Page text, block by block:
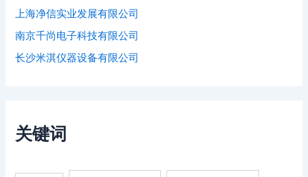
上海净信实业发展有限公司
南京千尚电子科技有限公司
长沙米淇仪器设备有限公司
关键词